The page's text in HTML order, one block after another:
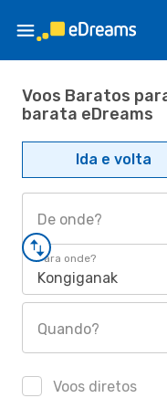
Voos Baratos
barata eDreams
Ida e volta
De onde?
Para onde?
Kongiganak
Quando?
Voos diretos